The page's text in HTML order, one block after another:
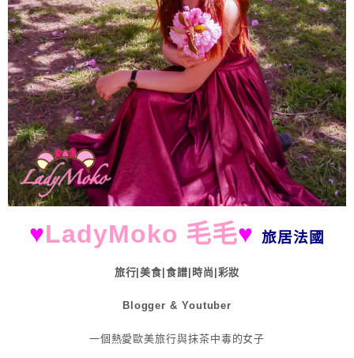
♥LadyMoko 毛毛♥ 旅居法國
旅行|美食|食譜|時尚|彩妝
Blogger & Youtuber
一個熱愛歐美旅行與抹茶中毒的女子